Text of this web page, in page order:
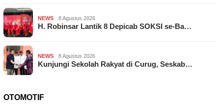
NEWS 8 Agustus 2026
H. Robinsar Lantik 8 Depicab SOKSI se-Ba…
NEWS 8 Agustus 2026
Kunjungi Sekolah Rakyat di Curug, Seskab…
OTOMOTIF